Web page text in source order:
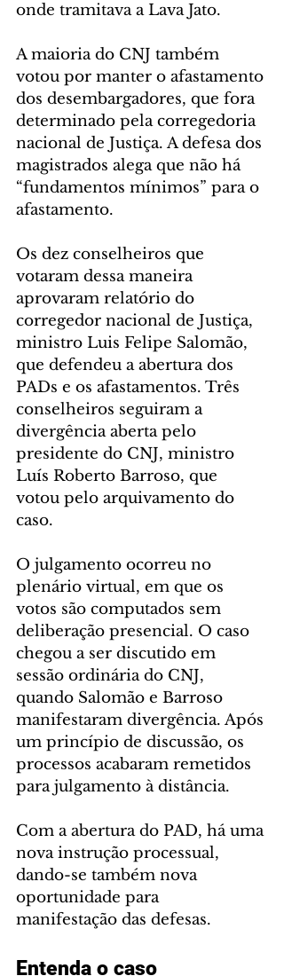
onde tramitava a Lava Jato.
A maioria do CNJ também
votou por manter o afastamento
dos desembargadores, que fora
determinado pela corregedoria
nacional de Justiça. A defesa dos
magistrados alega que não há
“fundamentos mínimos” para o
afastamento.
Os dez conselheiros que
votaram dessa maneira
aprovaram relatório do
corregedor nacional de Justiça,
ministro Luis Felipe Salomão,
que defendeu a abertura dos
PADs e os afastamentos. Três
conselheiros seguiram a
divergência aberta pelo
presidente do CNJ, ministro
Luís Roberto Barroso, que
votou pelo arquivamento do
caso.
O julgamento ocorreu no
plenário virtual, em que os
votos são computados sem
deliberação presencial. O caso
chegou a ser discutido em
sessão ordinária do CNJ,
quando Salomão e Barroso
manifestaram divergência. Após
um princípio de discussão, os
processos acabaram remetidos
para julgamento à distância.
Com a abertura do PAD, há uma
nova instrução processual,
dando-se também nova
oportunidade para
manifestação das defesas.
Entenda o caso